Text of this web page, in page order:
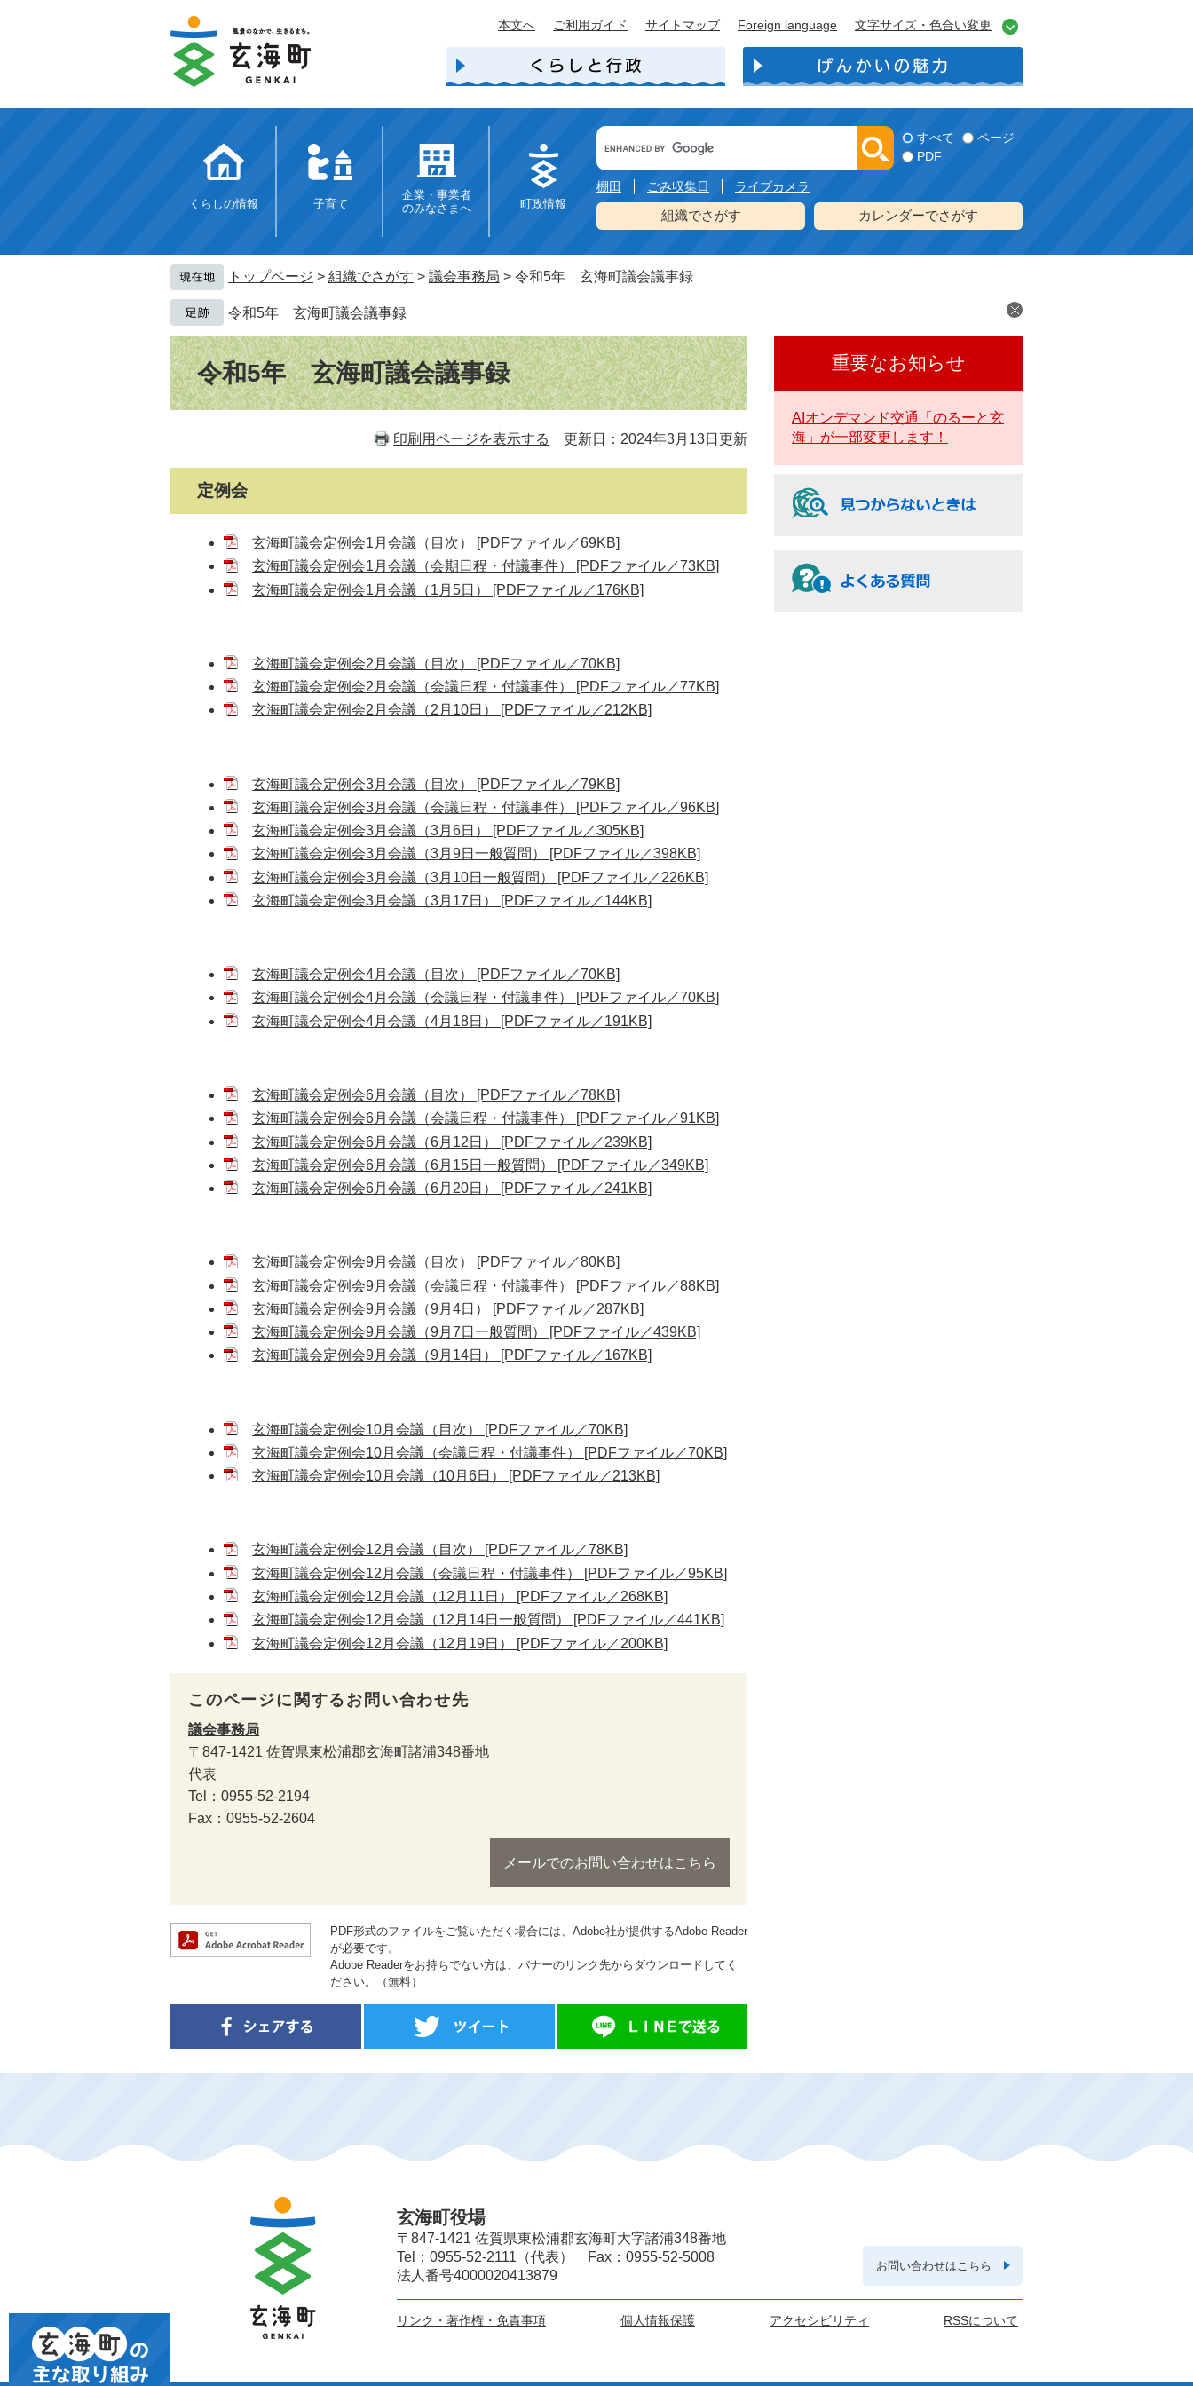
本文へ ご利用ガイド サイトマップ Foreign language 文字サイズ・色合い変更
くらしの情報 子育て
企業・事業者
のみなさまへ
町政情報
Google
カ
ス
タ
ム
検
索
すべて
ページ
PDF
棚田 ごみ収集日 ライブカメラ
組織でさがす カレンダーでさがす
トップページ > 組織でさがす > 議会事務局 > 令和5年 玄海町議会議事録
令和5年 玄海町議会議事録
本
文
令和5年 玄海町議会議事録
印刷用ページを表示する 更新日：2024年3月13日更新
定例会
玄海町議会定例会1月会議（目次） [PDFファイル／69KB]
玄海町議会定例会1月会議（会期日程・付議事件） [PDFファイル／73KB]
玄海町議会定例会1月会議（1月5日） [PDFファイル／176KB]
玄海町議会定例会2月会議（目次） [PDFファイル／70KB]
玄海町議会定例会2月会議（会議日程・付議事件） [PDFファイル／77KB]
玄海町議会定例会2月会議（2月10日） [PDFファイル／212KB]
玄海町議会定例会3月会議（目次） [PDFファイル／79KB]
玄海町議会定例会3月会議（会議日程・付議事件） [PDFファイル／96KB]
玄海町議会定例会3月会議（3月6日） [PDFファイル／305KB]
玄海町議会定例会3月会議（3月9日一般質問） [PDFファイル／398KB]
玄海町議会定例会3月会議（3月10日一般質問） [PDFファイル／226KB]
玄海町議会定例会3月会議（3月17日） [PDFファイル／144KB]
玄海町議会定例会4月会議（目次） [PDFファイル／70KB]
玄海町議会定例会4月会議（会議日程・付議事件） [PDFファイル／70KB]
玄海町議会定例会4月会議（4月18日） [PDFファイル／191KB]
玄海町議会定例会6月会議（目次） [PDFファイル／78KB]
玄海町議会定例会6月会議（会議日程・付議事件） [PDFファイル／91KB]
玄海町議会定例会6月会議（6月12日） [PDFファイル／239KB]
玄海町議会定例会6月会議（6月15日一般質問） [PDFファイル／349KB]
玄海町議会定例会6月会議（6月20日） [PDFファイル／241KB]
玄海町議会定例会9月会議（目次） [PDFファイル／80KB]
玄海町議会定例会9月会議（会議日程・付議事件） [PDFファイル／88KB]
玄海町議会定例会9月会議（9月4日） [PDFファイル／287KB]
玄海町議会定例会9月会議（9月7日一般質問） [PDFファイル／439KB]
玄海町議会定例会9月会議（9月14日） [PDFファイル／167KB]
玄海町議会定例会10月会議（目次） [PDFファイル／70KB]
玄海町議会定例会10月会議（会議日程・付議事件） [PDFファイル／70KB]
玄海町議会定例会10月会議（10月6日） [PDFファイル／213KB]
玄海町議会定例会12月会議（目次） [PDFファイル／78KB]
玄海町議会定例会12月会議（会議日程・付議事件） [PDFファイル／95KB]
玄海町議会定例会12月会議（12月11日） [PDFファイル／268KB]
玄海町議会定例会12月会議（12月14日一般質問） [PDFファイル／441KB]
玄海町議会定例会12月会議（12月19日） [PDFファイル／200KB]
このページに関するお問い合わせ先
議会事務局
〒847-1421 佐賀県東松浦郡玄海町諸浦348番地
代表
Tel：0955-52-2194
Fax：0955-52-2604
メールでのお問い合わせはこちら
PDF形式のファイルをご覧いただく場合には、Adobe社が提供するAdobe Reader
が必要です。
Adobe Readerをお持ちでない方は、バナーのリンク先からダウンロードしてく
ださい。（無料）
重要なお知らせ
AIオンデマンド交通「のるーと玄
海」が一部変更します！
玄海町役場
〒847-1421 佐賀県東松浦郡玄海町大字諸浦348番地
Tel：0955-52-2111（代表） Fax：0955-52-5008
法人番号4000020413879
お問い合わせはこちら
リンク・著作権・免責事項 個人情報保護 アクセシビリティ RSSについて